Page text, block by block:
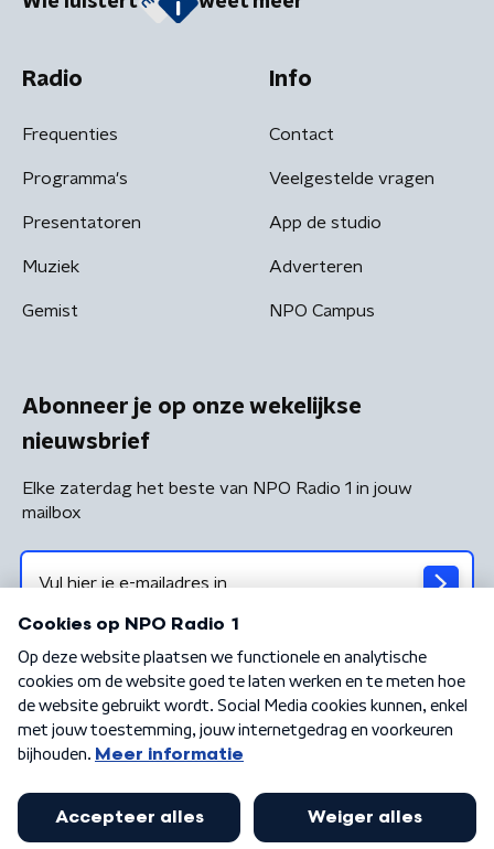
Radio
Frequenties
Programma's
Presentatoren
Muziek
Gemist
Info
Contact
Veelgestelde vragen
App de studio
Adverteren
NPO Campus
Abonneer je op onze wekelijkse
nieuwsbrief
Elke zaterdag het beste van NPO Radio 1 in jouw
mailbox
Algemene voorwaarden